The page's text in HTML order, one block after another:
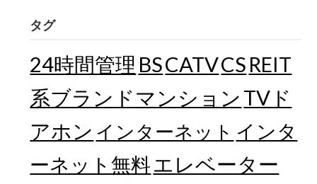
タグ
24時間管理 BSCATVCS REIT
系ブランドマンション TVド
アホン インターネット インタ
ーネット無料エレベーター